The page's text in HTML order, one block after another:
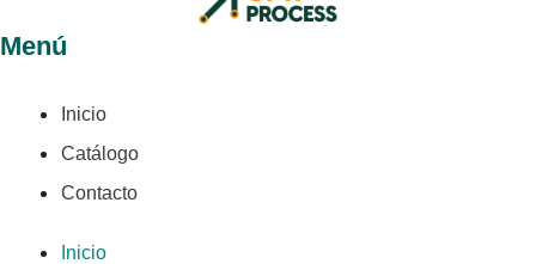
Menú
Inicio
Catálogo
Contacto
Inicio